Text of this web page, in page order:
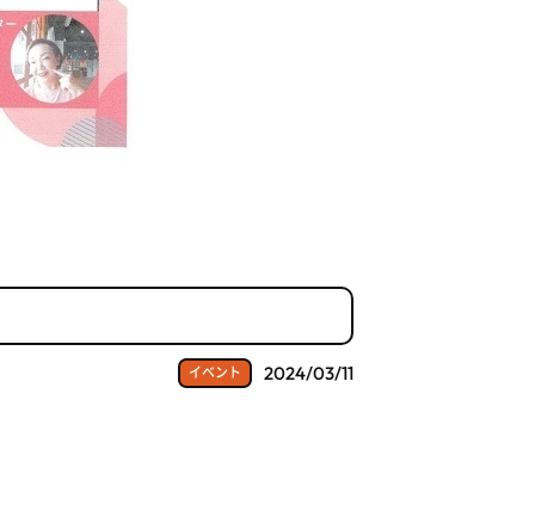
イベント 2024/03/11